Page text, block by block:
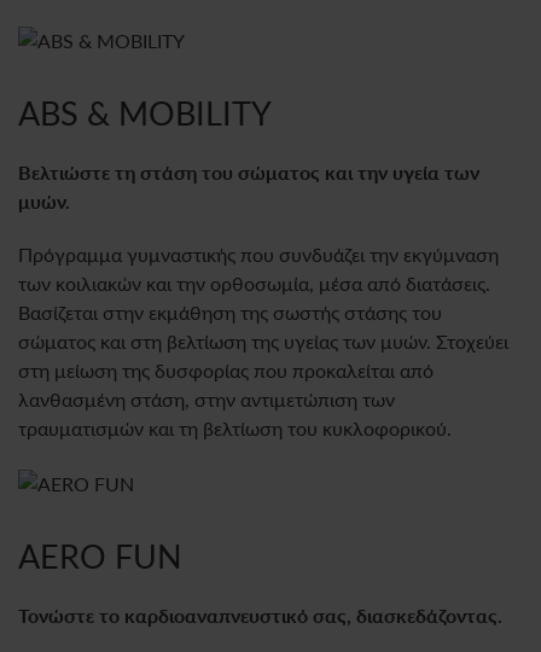
ABS & MOBILITY
Βελτιώστε τη στάση του σώματος και την υγεία των
μυών.
Πρόγραμμα γυμναστικής που συνδυάζει την εκγύμναση
των κοιλιακών και την ορθοσωμία, μέσα από διατάσεις.
Βασίζεται στην εκμάθηση της σωστής στάσης του
σώματος και στη βελτίωση της υγείας των μυών. Στοχεύει
στη μείωση της δυσφορίας που προκαλείται από
λανθασμένη στάση, στην αντιμετώπιση των
τραυματισμών και τη βελτίωση του κυκλοφορικού.
AERO FUN
Τονώστε το καρδιοαναπνευστικό σας, διασκεδάζοντας.